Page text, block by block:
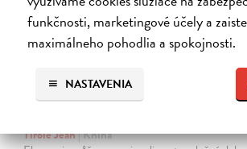
funkčnosti, marketingové účely a
maximálneho pohodlia a spokojnosti.
NASTAVENIA
Tirole Jean| Kniha